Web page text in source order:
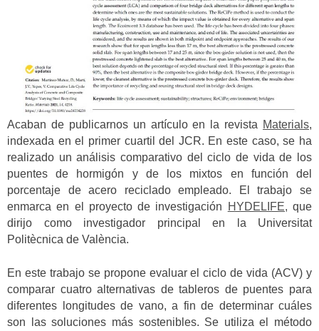
Acaban de publicarnos un artículo en la revista Materials,
indexada en el primer cuartil del JCR. En este caso, se ha
realizado un análisis comparativo del ciclo de vida de los
puentes de hormigón y de los mixtos en función del
porcentaje de acero reciclado empleado. El trabajo se
enmarca en el proyecto de investigación
HYDELIFE, que
dirijo como investigador principal en la Universitat
Politècnica de València.
En este trabajo se propone evaluar el ciclo de vida (ACV) y
comparar cuatro alternativas de tableros de puentes para
diferentes longitudes de vano, a fin de determinar cuáles
son las soluciones más sostenibles. Se utiliza el método